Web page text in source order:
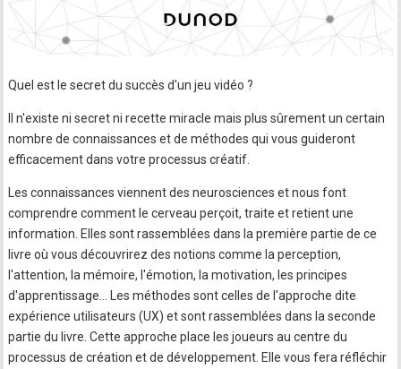
Quel est le secret du succès d'un jeu vidéo ?
Il n'existe ni secret ni recette miracle mais plus sûrement un certain
nombre de connaissances et de méthodes qui vous guideront
efficacement dans votre processus créatif.
Les connaissances viennent des neurosciences et nous font
comprendre comment le cerveau perçoit, traite et retient une
information. Elles sont rassemblées dans la première partie de ce
livre où vous découvrirez des notions comme la perception,
l'attention, la mémoire, l'émotion, la motivation, les principes
d'apprentissage… Les méthodes sont celles de l'approche dite
expérience utilisateurs (UX) et sont rassemblées dans la seconde
partie du livre. Cette approche place les joueurs au centre du
processus de création et de développement. Elle vous fera réfléchir